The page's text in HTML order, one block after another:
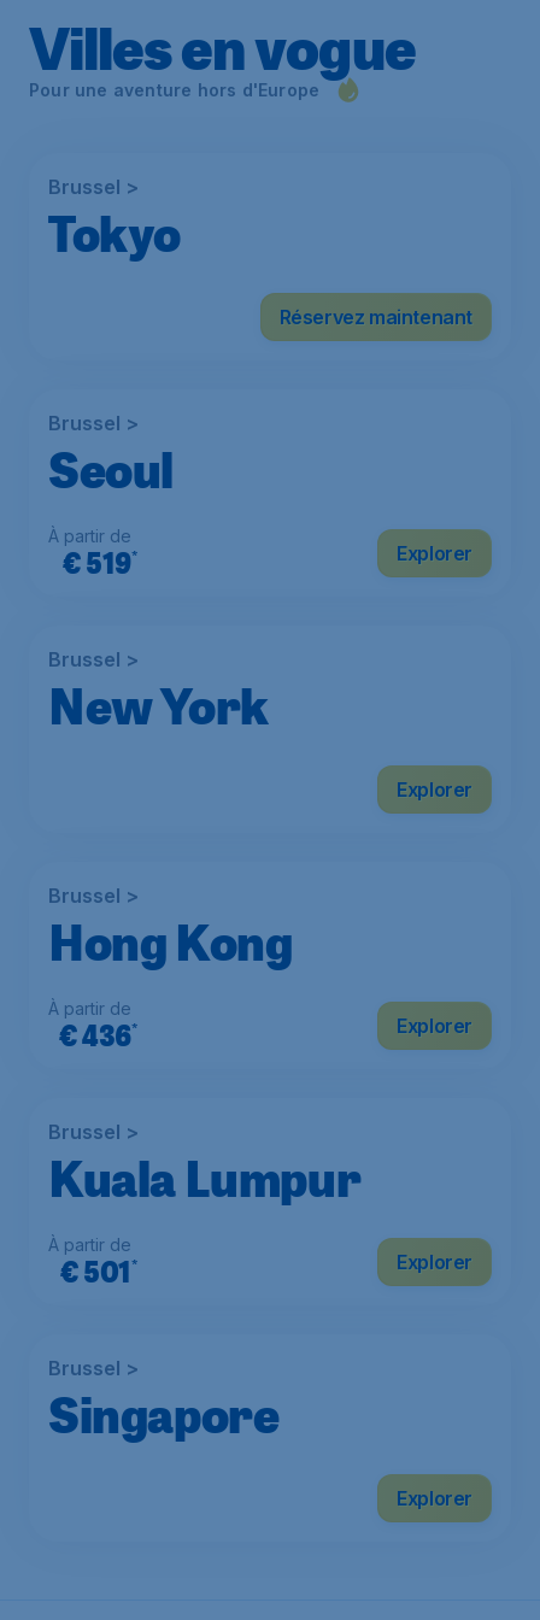
Villes en vogue
Pour une aventure hors d'Europe
Brussel >
Tokyo
Réservez maintenant
Brussel >
Seoul
€519*
À partir de
Explorer
Brussel >
New York
Explorer
Brussel >
Hong Kong
€436*
À partir de
Explorer
Brussel >
Kuala Lumpur
€501*
À partir de
Explorer
Brussel >
Singapore
Explorer